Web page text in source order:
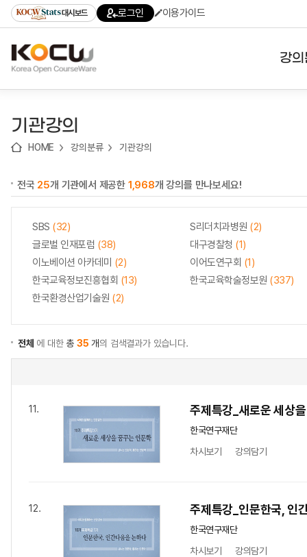
기
기
기
content)
가
대시보드 로그인 이용가이드
강
기관강의
HOME 강의분류 기관강의
전국 25개 기관에서 제공한 1,968개 강의를 만나보세요!
SBS (32) S리더치과병원 (2)
글로벌 인재포럼 (38) 대구경찰청 (1)
이노베이션 아카데미 (2) 이어도연구회 (1)
한국교육정보진흥협회 (13) 한국교육학술정보원 (337)
한국환경산업기술원 (2)
전체 에 대한총35 개의 검색결과가 있습니다.
11. 주제특강_새로운 세상
한국연구재단
차시보기
강의담기
12. 주제특강_인문한국, 인
한국연구재단
차시보기
강의담기